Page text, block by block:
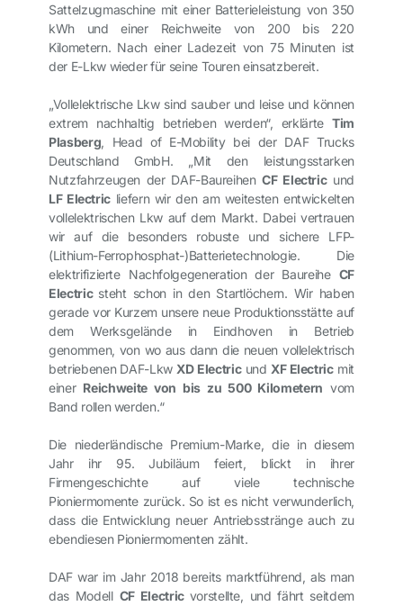
Sattelzugmaschine mit einer Batterieleistung von 350
kWh und einer Reichweite von 200 bis 220
Kilometern. Nach einer Ladezeit von 75 Minuten ist
der E-Lkw wieder für seine Touren einsatzbereit.
„Vollelektrische Lkw sind sauber und leise und können
extrem nachhaltig betrieben werden“, erklärteTim
Plasberg, Head of E-Mobility bei der DAF Trucks
Deutschland GmbH. „Mit den leistungsstarken
Nutzfahrzeugen der DAF-BaureihenCF Electricund
LF Electric liefern wir den am weitesten entwickelten
vollelektrischen Lkw auf dem Markt. Dabei vertrauen
wir auf die besonders robuste und sichere LFP-
(Lithium-Ferrophosphat-)Batterietechnologie. Die
elektrifizierte Nachfolgegeneration der Baureihe CF
Electric steht schon in den Startlöchern. Wir haben
gerade vor Kurzem unsere neue Produktionsstätte auf
dem Werksgelände in Eindhoven in Betrieb
genommen, von wo aus dann die neuen vollelektrisch
betriebenen DAF-Lkw XD Electricund XF Electricmit
einer Reichweite von bis zu 500 Kilometern vom
Band rollen werden.“
Die niederländische Premium-Marke, die in diesem
Jahr ihr 95. Jubiläum feiert, blickt in ihrer
Firmengeschichte auf viele technische
Pioniermomente zurück. So ist es nicht verwunderlich,
dass die Entwicklung neuer Antriebsstränge auch zu
ebendiesen Pioniermomenten zählt.
DAF war im Jahr 2018 bereits marktführend, als man
das Modell CF Electric vorstellte, und fährt seitdem